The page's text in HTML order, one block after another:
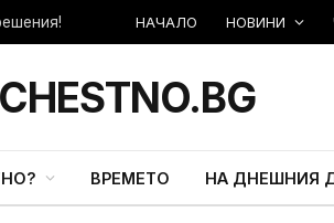
НАЧАЛО НОВИНИ
CHESTNO.BG
ВРЕМЕТО НА ДНЕШНИЯ